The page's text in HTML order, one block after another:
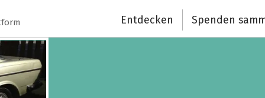
Entdecken Spenden